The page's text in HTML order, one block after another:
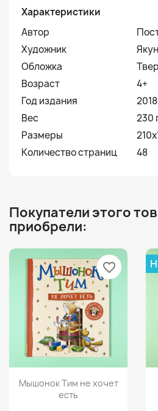
Характеристики
Автор
Художник
Обложка
Возраст
4+
Год издания
2018
Вес
230
Размеры
Количество страниц
48
Покупатели этого
приобрели:
Просмотр
Мышонок Тим не хочет
есть
favorite_border